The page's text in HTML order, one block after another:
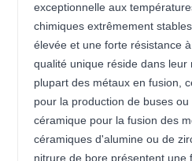
exceptionnelle aux
chimiques extrêmement
élevée et une forte résistance
qualité unique réside dans leur
plupart des métaux en fusion,
pour la production de buses
céramique pour la fusion des
céramiques d'alumine ou de
nitrure de bore présentent une